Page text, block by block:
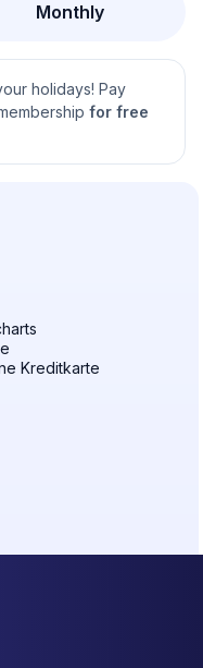
Monthly
holidays! Pay
for free
Kreditkarte